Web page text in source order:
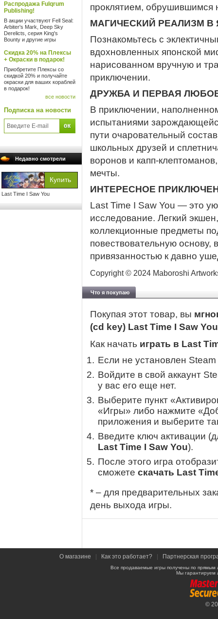
Распродажа Fulqrum
Publishing!
В акции участвуют Fell Seal:
Arbiter's Mark, Deep Sky
Derelicts, серия King's
Bounty и другие игры
Скидка 20% на Плексы
+ Окраски в подарок!
Приобретите Плексы со
скидкой 20% и получайте
окраски для ваших кораблей
в подарок!
все новости
Подписка на новости
Недавно смотрели
Last Time I Saw You
проклятием, обрушившимся
МАГИЧЕСКИЙ РЕАЛИЗМ В
Познакомьтесь с
вдохновленных японской
нарисованном вручную и
приключении.
ДРУЖБА И ПЕРВАЯ
В приключении,
испытаниями
пути очаровательный
школьных друзей и
воронов и капп-
мечты.
ИНТЕРЕСНОЕ
Last Time I Saw You — это
исследование. Легкий
коллекционные предметы
повествовательную основу,
привязанностью к давно
Copyright © 2024 Maboroshi
Что я покупаю
Покупая этот товар, вы
(cd key) Last Time I Saw
Как начать играть в Last
Если не установлен
Войдите в свой аккаунт
у вас его еще нет.
Выберите пункт
«Игры» либо нажмите
приложения и выберите
Введите ключ активации
Last Time I Saw You).
После этого игра
сможете скачать Last
* – для предварительных
день выхода игры.
О магазине Как это работает? Партнерская
Все продаваемые игры получены по
Мы гарантируем
©